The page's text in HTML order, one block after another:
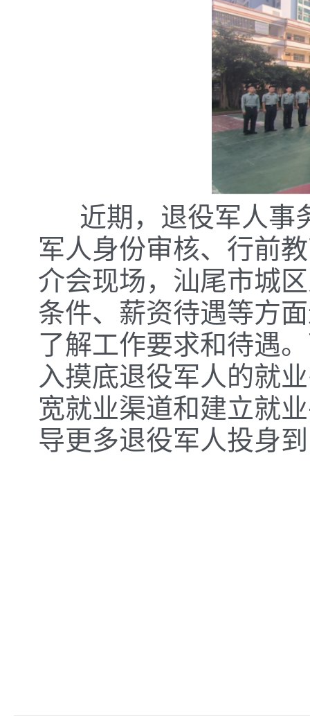
近期，退役军人事
军人身份审核、行前
介会现场，汕尾市城
条件、薪资待遇等方
了解工作要求和待遇
入摸底退役军人的就
宽就业渠道和建立就
导更多退役军人投身